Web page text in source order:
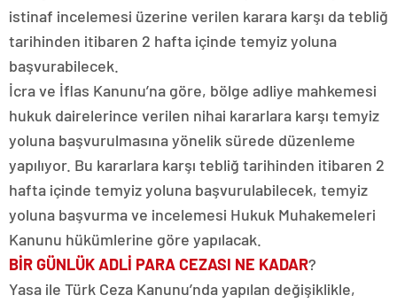
istinaf incelemesi üzerine verilen karara karşı da tebliğ
tarihinden itibaren 2 hafta içinde temyiz yoluna
başvurabilecek.
İcra ve İflas Kanunu’na göre, bölge adliye mahkemesi
hukuk dairelerince verilen nihai kararlara karşı temyiz
yoluna başvurulmasına yönelik sürede düzenleme
yapılıyor. Bu kararlara karşı tebliğ tarihinden itibaren 2
hafta içinde temyiz yoluna başvurulabilecek, temyiz
yoluna başvurma ve incelemesi Hukuk Muhakemeleri
Kanunu hükümlerine göre yapılacak.
BİR GÜNLÜK ADLİ PARA CEZASI NE KADAR?
Yasa ile Türk Ceza Kanunu’nda yapılan değişiklikle,